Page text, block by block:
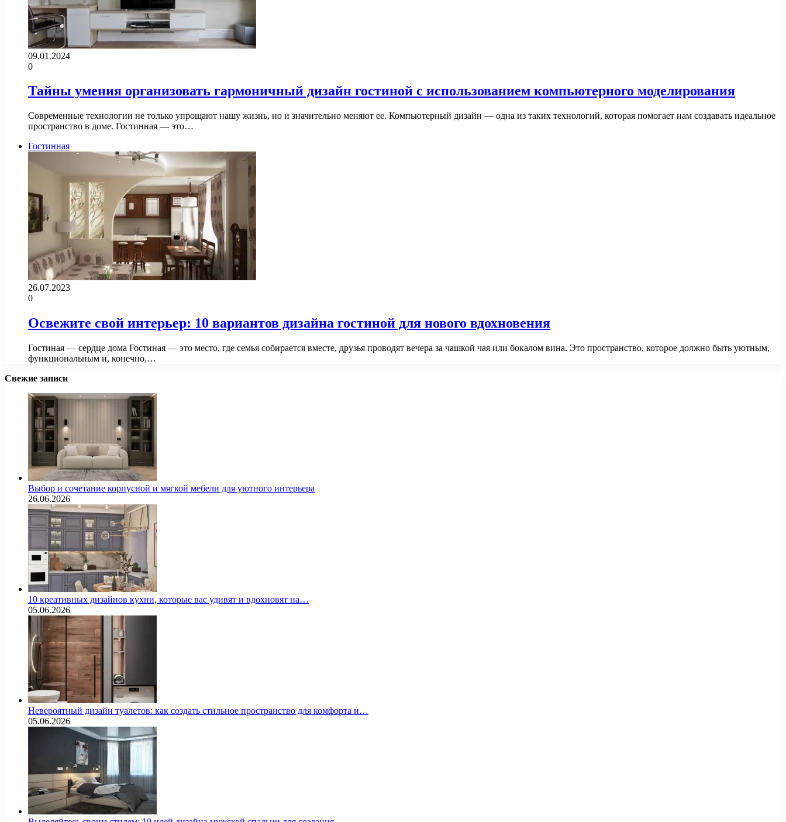
09.01.2024
0
Тайны умения организовать гармоничный дизайн гостиной с использованием компьютерного моделирования
Современные технологии не только упрощают нашу жизнь, но и значительно меняют ее. Компьютерный дизайн — одна из таких технологий, которая помогает нам создавать идеальное
пространство в доме. Гостинная — это…
Гостинная
26.07.2023
0
Освежите свой интерьер: 10 вариантов дизайна гостиной для нового вдохновения
Гостиная — сердце дома Гостиная — это место, где семья собирается вместе, друзья проводят вечера за чашкой чая или бокалом вина. Это пространство, которое должно быть уютным,
функциональным и, конечно,…
Свежие записи
Выбор и сочетание корпусной и мягкой мебели для уютного интерьера
26.06.2026
10 креативных дизайнов кухни, которые вас удивят и вдохновят на…
05.06.2026
Невероятный дизайн туалетов: как создать стильное пространство для комфорта и…
05.06.2026